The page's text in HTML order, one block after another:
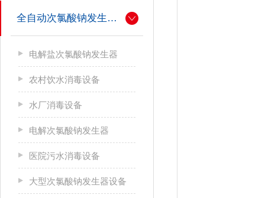
全自动次氯酸钠发生器厂家
电解盐次氯酸钠发生器
农村饮水消毒设备
水厂消毒设备
电解次氯酸钠发生器
医院污水消毒设备
大型次氯酸钠发生器设备